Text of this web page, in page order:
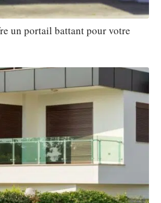
un portail battant pour votre